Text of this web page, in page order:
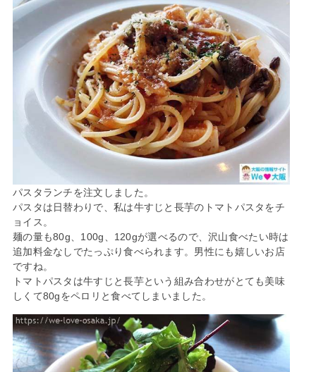
パスタランチを注文しました。
パスタは日替わりで、私は牛すじと長芋のトマトパスタをチ
ョイス。
麺の量も80g、100g、120gが選べるので、沢山食べたい時は
追加料金なしでたっぷり食べられます。男性にも嬉しいお店
ですね。
トマトパスタは牛すじと長芋という組み合わせがとても美味
しくて80gをペロリと食べてしまいました。